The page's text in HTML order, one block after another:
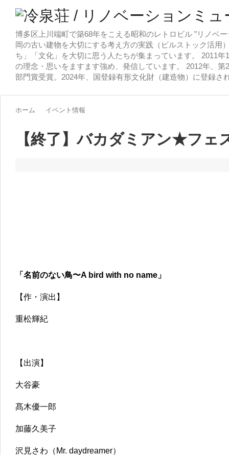
博多区上川端町で築68年をこえる昭和のレトロビル ”リノベ
岡の古い建物を大切にする考え方の実践（ビルストック活用
ち」「文化」を大切に思う人たちが集まっています。 2011
の理念・思いをますます強め、発信しています。 2012年、
部門賞受賞。2024年、国登録有形文化財（建造物）に登録さ
ホーム イベント情報
【終了】バカダミアン★フェ
「名前のない鳥〜A bird with no name」
【作・演出】
重松輝紀
【出演】
大谷豪
髙木優一郎
加藤久美子
沢見さわ（Mr. daydreamer）